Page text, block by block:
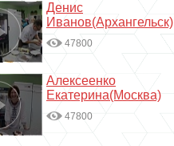
Денис
Иванов(Архангельск)
47800
Алексеенко
Екатерина(Москва)
47800